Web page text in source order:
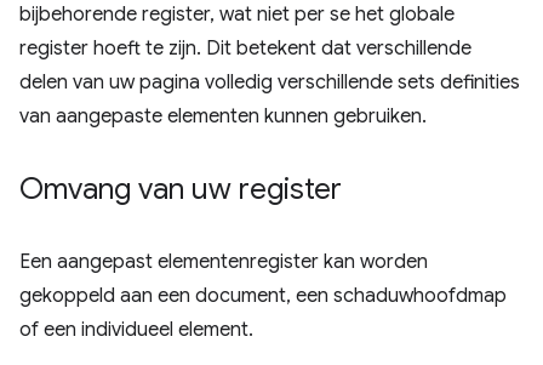
bijbehorende register, wat niet per se het globale
register hoeft te zijn. Dit betekent dat verschillende
delen van uw pagina volledig verschillende sets definities
van aangepaste elementen kunnen gebruiken.
Omvang van uw register
Een aangepast elementenregister kan worden
gekoppeld aan een document, een schaduwhoofdmap
of een individueel element.